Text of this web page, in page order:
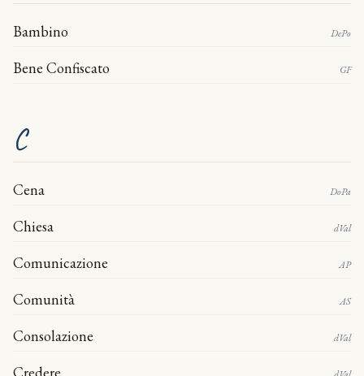
Bambino DePo
Bene Confiscato GF
C
Cena DoPa
Chiesa dVal
Comunicazione AP
Comunità AS
Consolazione dVal